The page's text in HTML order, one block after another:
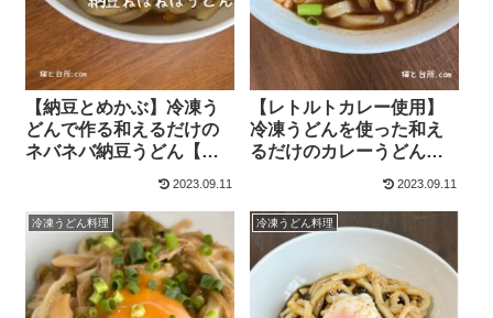
【納豆とめかぶ】冷凍う
どんで作る和えるだけの
ネバネバ納豆うどん【鎌
2023.09.11
【レトルトカレー使用】
冷凍うどんを使った和え
るだけのカレーうどん
2023.09.11
冷凍うどん料理 冷凍うどん料理